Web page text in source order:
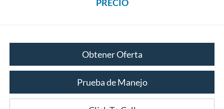
PRECIO
Obtener Oferta
Prueba de Manejo